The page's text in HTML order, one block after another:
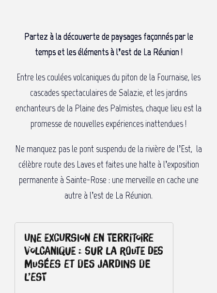
Partez à la découverte de paysages façonnés par le
temps et les éléments à l’est de La Réunion !
Entre les coulées volcaniques du piton de la Fournaise, les
cascades spectaculaires de Salazie, et les jardins
enchanteurs de la Plaine des Palmistes, chaque lieu est la
promesse de nouvelles expériences inattendues !
Ne manquez pas le pont suspendu de la rivière de l’Est, la
célèbre route des Laves et faites une halte à l’exposition
permanente à Sainte-Rose : une merveille en cache une
autre à l’est de La Réunion.
Une excursion en territoire
volcanique : sur la route des
musées et des jardins de
l’est